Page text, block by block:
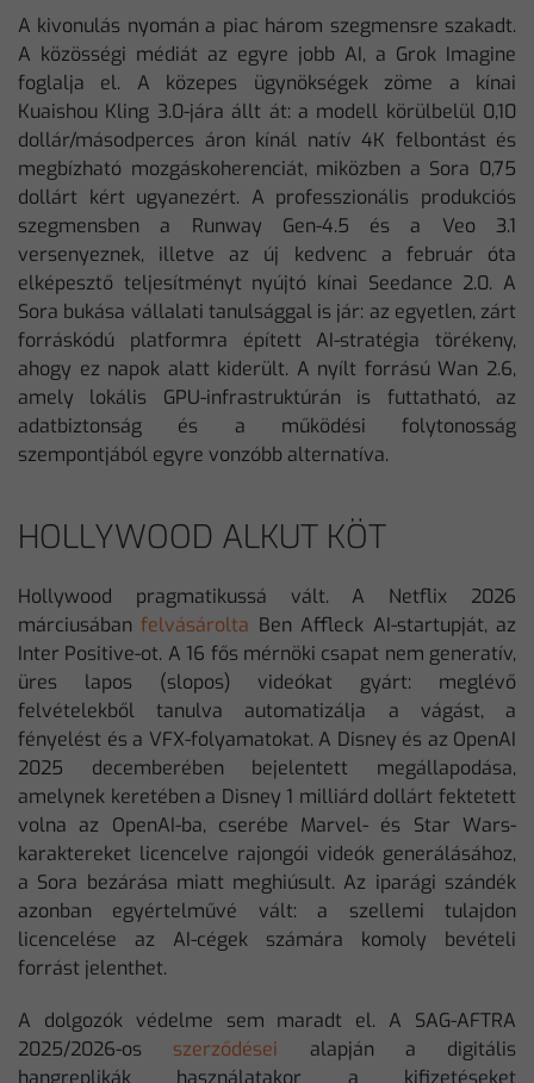
A kivonulás nyomán a piac három szegmensre szakadt.
A közösségi médiát az egyre jobb AI, a Grok Imagine
foglalja el. A közepes ügynökségek zöme a kínai
Kuaishou Kling 3.0-jára állt át: a modell körülbelül 0,10
dollár/másodperces áron kínál natív 4K felbontást és
megbízható mozgáskoherenciát, miközben a Sora 0,75
dollárt kért ugyanezért. A professzionális produkciós
szegmensben a Runway Gen-4.5 és a Veo 3.1
versenyeznek, illetve az új kedvenc a február óta
elképesztő teljesítményt nyújtó kínai Seedance 2.0. A
Sora bukása vállalati tanulsággal is jár: az egyetlen, zárt
forráskódú platformra épített AI-stratégia törékeny,
ahogy ez napok alatt kiderült. A nyílt forrású Wan 2.6,
amely lokális GPU-infrastruktúrán is futtatható, az
adatbiztonság és a működési folytonosság
szempontjából egyre vonzóbb alternatíva.
HOLLYWOOD ALKUT KÖT
Hollywood pragmatikussá vált. A Netflix 2026
márciusábanfelvásárolta Ben Affleck AI-startupját, az
Inter Positive-ot. A 16 fős mérnöki csapat nem generatív,
üres lapos (slopos) videókat gyárt: meglévő
felvételekből tanulva automatizálja a vágást, a
fényelést és a VFX-folyamatokat. A Disney és az OpenAI
2025 decemberében bejelentett megállapodása,
amelynek keretében a Disney 1 milliárd dollárt fektetett
volna az OpenAI-ba, cserébe Marvel- és Star Wars-
karaktereket licencelve rajongói videók generálásához,
a Sora bezárása miatt meghiúsult. Az iparági szándék
azonban egyértelművé vált: a szellemi tulajdon
licencelése az AI-cégek számára komoly bevételi
forrást jelenthet.
A dolgozók védelme sem maradt el. A SAG-AFTRA
2025/2026-os szerződései alapján a digitális
hangreplikák használatakor a kifizetéseket